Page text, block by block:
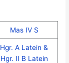
Mas IV S
Hgr. A Latein &
Hgr. II B Latein